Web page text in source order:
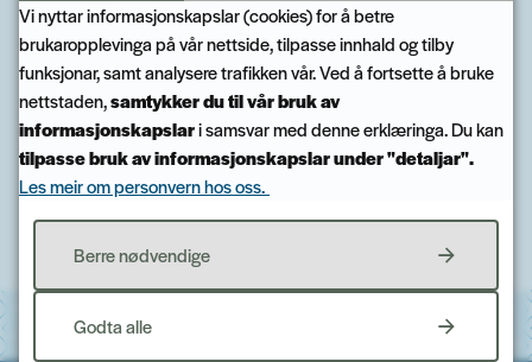
Fann du det du leita etter?
Ja Nei
Vi nyttar informasjonskapslar (cookies) for å betre
brukaropplevinga på vår nettside, tilpasse innhald og tilby
funksjonar, samt analysere trafikken vår. Ved å fortsette å bruke
nettstaden,samtykker du til vår bruk av
informasjonskapslari samsvar med denne erklæringa. Du kan
tilpasse bruk av informasjonskapslar under "detaljar".
Les meir om personvern hos oss.
Berre nødvendige
Godta alle